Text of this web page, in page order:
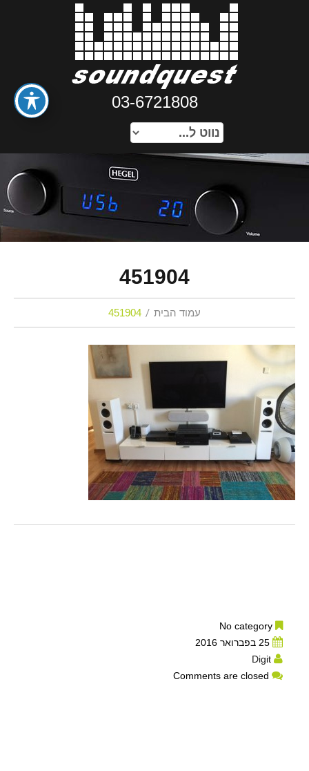
03-6721808
451904
עמוד הבית 451904
25 בפברואר 2016
Digit
Comments are closed